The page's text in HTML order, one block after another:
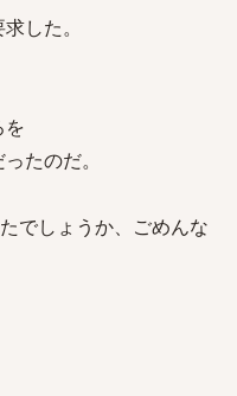
した。
を
たのだ。
しょうか、ごめんな